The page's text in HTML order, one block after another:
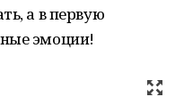
а в первую
эмоции!